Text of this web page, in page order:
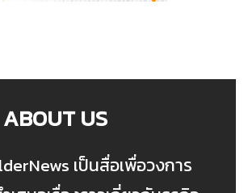
ABOUT US
เป็นสื่อเพื่อวงการ